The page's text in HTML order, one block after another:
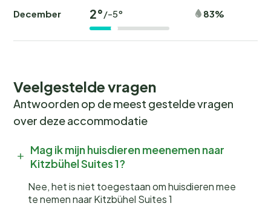
December 2°/-5° 83%
Veelgestelde vragen
Antwoorden op de meest gestelde vragen
over deze accommodatie
Mag ik mijn huisdieren meenemen naar
Kitzbühel Suites 1?
Nee, het is niet toegestaan om huisdieren mee
te nemen naar Kitzbühel Suites 1